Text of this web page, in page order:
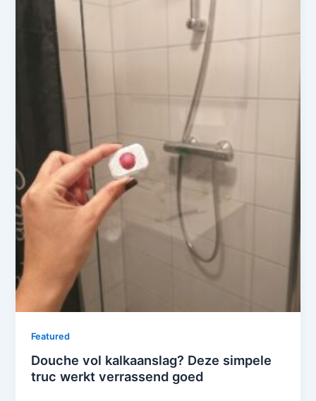
Featured
Douche vol kalkaanslag? Deze simpele
truc werkt verrassend goed